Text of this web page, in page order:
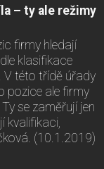
– ty ale režimy
firmy hledají
klasifikace
V této třídě úřady
pozice ale firmy
se zaměřují jen
kvalifikaci,
(10.1.2019)